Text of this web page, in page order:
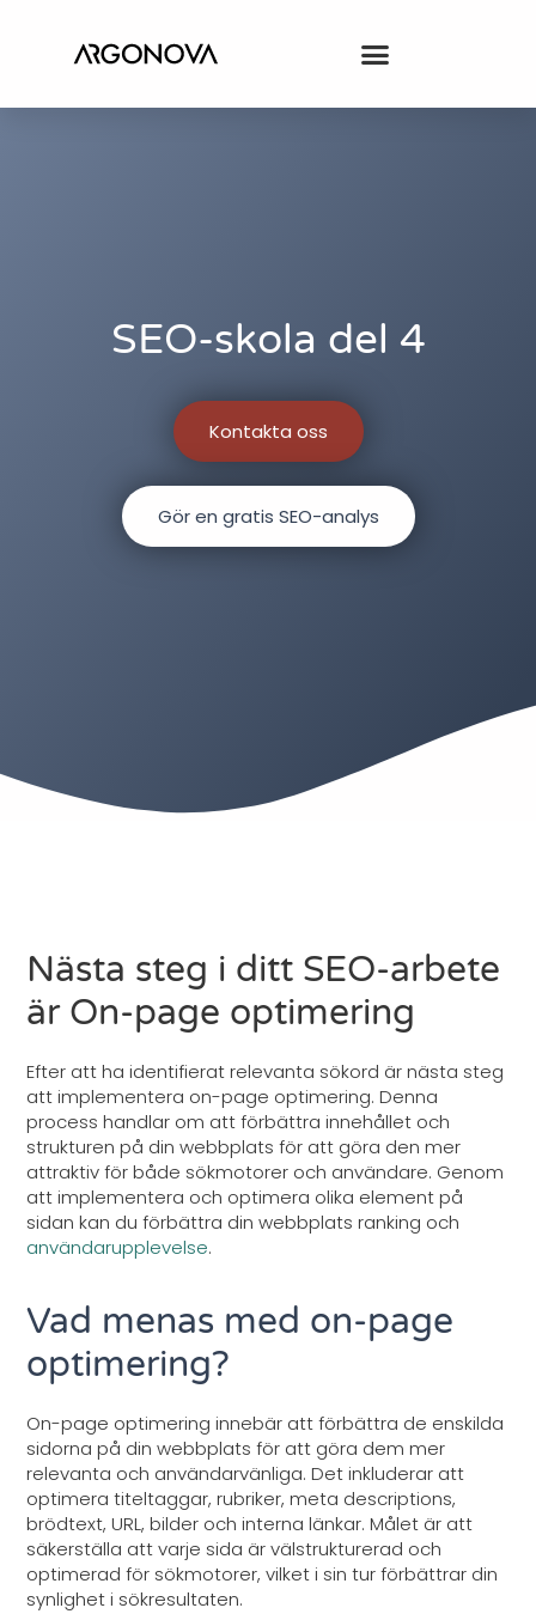
SEO-skola del 4
Kontakta oss
Gör en gratis SEO-analys
Nästa steg i ditt SEO-arbete
är On-page optimering
Efter att ha identifierat relevanta sökord är nästa steg
att implementera on-page optimering. Denna
process handlar om att förbättra innehållet och
strukturen på din webbplats för att göra den mer
attraktiv för både sökmotorer och användare. Genom
att implementera och optimera olika element på
sidan kan du förbättra din webbplats ranking och
användarupplevelse.
Vad menas med on-page
optimering?
On-page optimering innebär att förbättra de enskilda
sidorna på din webbplats för att göra dem mer
relevanta och användarvänliga. Det inkluderar att
optimera titeltaggar, rubriker, meta descriptions,
brödtext, URL, bilder och interna länkar. Målet är att
säkerställa att varje sida är välstrukturerad och
optimerad för sökmotorer, vilket i sin tur förbättrar din
synlighet i sökresultaten.